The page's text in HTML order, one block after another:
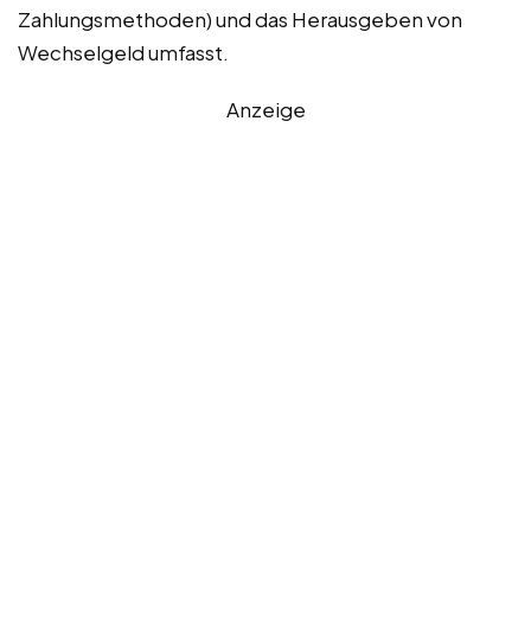
Zahlungsmethoden) und das Herausgeben von
Wechselgeld umfasst.
Anzeige